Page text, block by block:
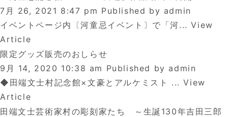
7月 26, 2021 8:47 pm Published by admin
イベントページ内〔河童忌イベント〕で「河...View
Article
限定グッズ販売のおしらせ
9月 14, 2020 10:38 am Published by admin
◆田端文士村記念館×文豪とアルケミスト ...View
Article
田端文士芸術家村の彫刻家たち ～生誕130年吉田三郎